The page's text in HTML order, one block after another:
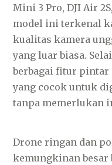
Mini 3 Pro, DJI Air
model ini terkenal
kualitas kamera
yang luar biasa.
berbagai fitur pintar
yang cocok untuk
tanpa memerlukan
Drone ringan dan
kemungkinan